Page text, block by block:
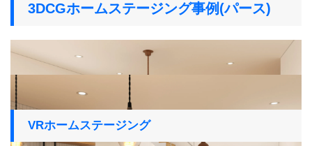
3DCGホームステージング事例(パース)
VRホームステージング